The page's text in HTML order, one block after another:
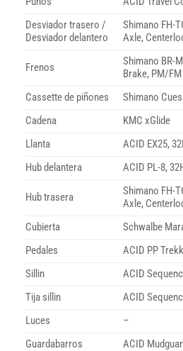
Desviador trasero /
Desviador delantero
Shimano FH-
Axle,
Frenos
Shimano BR-
Brake, PM/
Cassette de piñones
Shimano
Cadena
KMC xGlide
Llanta
ACID EX25,
Hub delantera
ACID PL-8,
Hub trasera
Shimano FH-
Axle,
Cubierta
Schwalbe
Pedales
ACID PP
Sillin
ACID
Tija sillin
ACID
Luces
–
Guardabarros
ACID